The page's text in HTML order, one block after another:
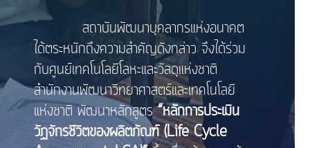
สถาบันพัฒนาบุคลากรแห่งอนาคต
ได้ตระหนักถึงความสำคัญดังกล่าว จึงได้ร่วม
กับศูนย์เทคโนโลยีโลหะและวัสดุแห่งชาติ
สำนักงานพัฒนาวิทยาศาสตร์และเทคโนโลยี
แห่งชาติ พัฒนาหลักสูตร“หลักการประเมิน
วัฏจักรชีวิตของผลิตภัณฑ์ (Life Cycle